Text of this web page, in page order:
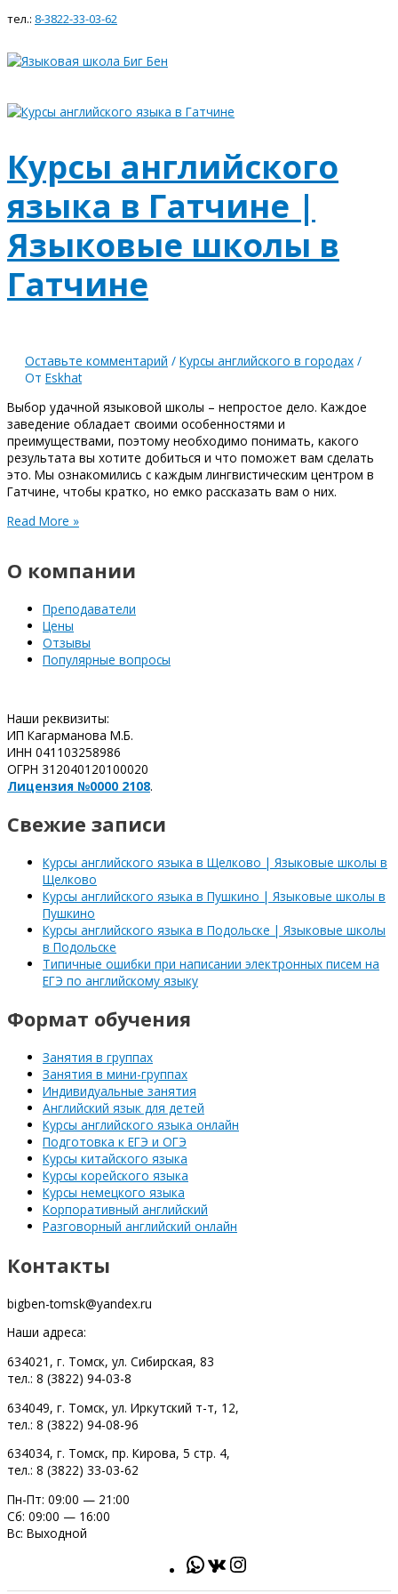
к
тел.: 8-3822-33-03-62
меню
Курсы английского
языка в Гатчине |
Языковые школы в
Гатчине
Оставьте комментарий / Курсы английского в городах /
От Eskhat
Выбор удачной языковой школы – непростое дело. Каждое
заведение обладает своими особенностями и
преимуществами, поэтому необходимо понимать, какого
результата вы хотите добиться и что поможет вам сделать
это. Мы ознакомились с каждым лингвистическим центром в
Гатчине, чтобы кратко, но емко рассказать вам о них.
английского
в
Языковые
школы
Гатчине
Read More »
О компании
Преподаватели
Цены
Отзывы
Популярные вопросы
Наши реквизиты:
ИП Кагарманова М.Б.
ИНН 041103258986
ОГРН 312040120100020
Лицензия №0000 2108.
Свежие записи
Курсы английского языка в Щелково | Языковые школы в
Щелково
Курсы английского языка в Пушкино | Языковые школы в
Пушкино
Курсы английского языка в Подольске | Языковые школы
в Подольске
Типичные ошибки при написании электронных писем на
ЕГЭ по английскому языку
Формат обучения
Занятия в группах
Занятия в мини-группах
Индивидуальные занятия
Английский язык для детей
Курсы английского языка онлайн
Подготовка к ЕГЭ и ОГЭ
Курсы китайского языка
Курсы корейского языка
Курсы немецкого языка
Корпоративный английский
Разговорный английский онлайн
Контакты
bigben-tomsk@yandex.ru
Наши адреса:
634021, г. Томск, ул. Сибирская, 83
тел.: 8 (3822) 94-03-8
634049, г. Томск, ул. Иркутский т-т, 12,
тел.: 8 (3822) 94-08-96
634034, г. Томск, пр. Кирова, 5 стр. 4,
тел.: 8 (3822) 33-03-62
Пн-Пт: 09:00 — 21:00
Сб: 09:00 — 16:00
Вс: Выходной